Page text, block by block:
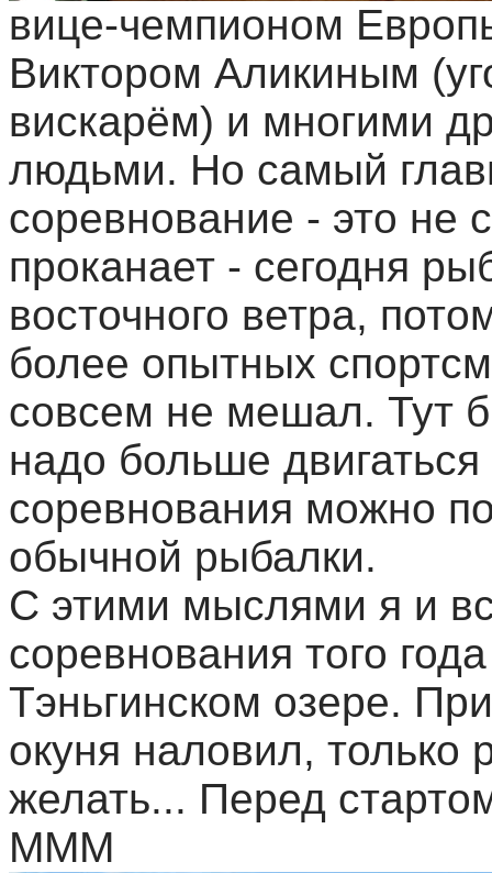
вице-чемпионом
Виктором Аликиным
вискарём) и многими
людьми. Но самый
соревнование - это не
проканает - сегодня
восточного ветра,
более опытных
совсем не мешал. Тут
надо больше
соревнования можно
обычной рыбалки.
С этими мыслями я и
соревнования того
Тэньгинском озере.
окуня наловил, только
желать... Перед
МММ